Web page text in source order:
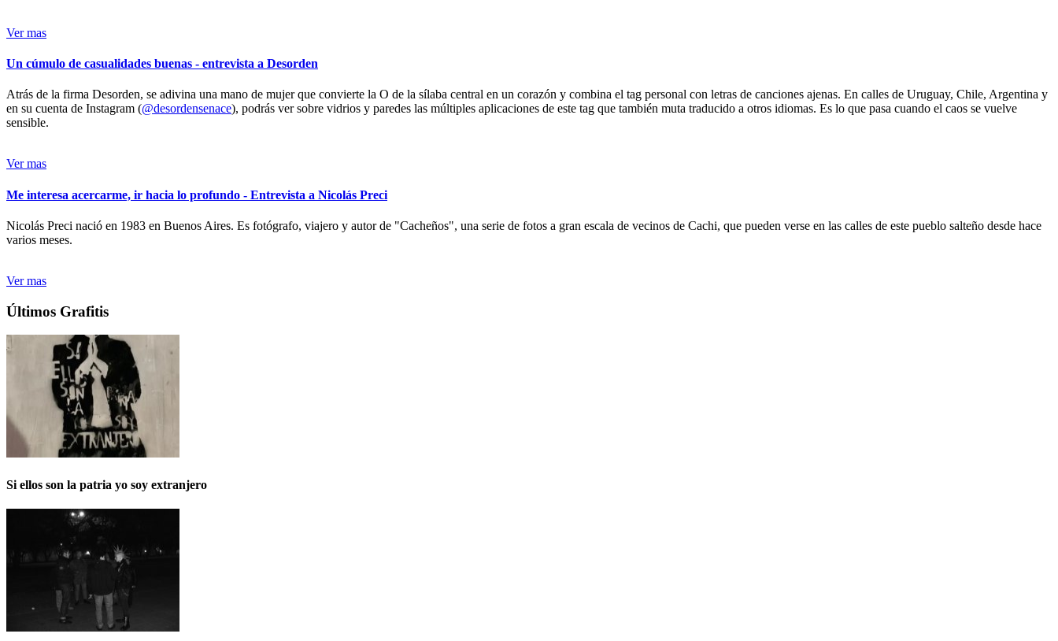
Ver mas
Un cúmulo de casualidades buenas - entrevista a Desorden
Atrás de la firma Desorden, se adivina una mano de mujer que convierte la O de la sílaba central en un corazón y combina el tag personal con letras de canciones ajenas. En calles de Uruguay, Chile, Argentina y
en su cuenta de Instagram (@desordensenace), podrás ver sobre vidrios y paredes las múltiples aplicaciones de este tag que también muta traducido a otros idiomas. Es lo que pasa cuando el caos se vuelve
sensible.
Ver mas
Me interesa acercarme, ir hacia lo profundo - Entrevista a Nicolás Preci
Nicolás Preci nació en 1983 en Buenos Aires. Es fotógrafo, viajero y autor de "Cacheños", una serie de fotos a gran escala de vecinos de Cachi, que pueden verse en las calles de este pueblo salteño desde hace
varios meses.
Ver mas
Últimos Grafitis
Si ellos son la patria yo soy extranjero